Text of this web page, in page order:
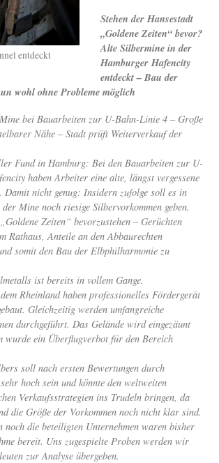
entdeckt
Stehen der Hansestadt
„Goldene Zeiten“ bevor?
Alte Silbermine in der
Hamburger Hafencity
entdeckt – Bau der
wohl ohne Probleme möglich
bei Bauarbeiten zur U-Bahn-Linie 4 – Große
Nähe – Stadt prüft Weiterverkauf der
Fund in Hamburg: Bei den Bauarbeiten zur U-
haben Arbeiter eine alte, längst vergessene
Damit nicht genug: Insidern zufolge soll es in
Mine noch riesige Silbervorkommen geben.
Zeiten“ bevorzustehen – Gerüchten
Rathaus, Anteile an den Abbaurechten
somit den Bau der Elbphilharmonie zu
ist bereits in vollem Gange.
Rheinland haben professionelles Fördergerät
Gleichzeitig werden umfangreiche
durchgeführt. Das Gelände wird eingezäunt
wurde ein Überflugverbot für den Bereich
soll nach ersten Bewertungen durch
hoch sein und könnte den weltweiten
Verkaufsstrategien ins Trudeln bringen, da
die Größe der Vorkommen noch nicht klar sind.
noch die beteiligten Unternehmen waren bisher
bereit. Uns zugespielte Proben werden wir
zur Analyse übergeben.